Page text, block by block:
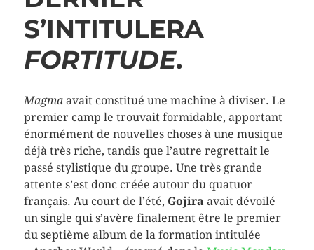
S’INTITULERA
FORTITUDE.
Magma avait constitué une machine à diviser. Le
premier camp le trouvait formidable, apportant
énormément de nouvelles choses à une musique
déjà très riche, tandis que l’autre regrettait le
passé stylistique du groupe. Une très grande
attente s’est donc créée autour du quatuor
français. Au court de l’été, Gojira avait dévoilé
un single qui s’avère finalement être le premier
du septième album de la formation intitulée